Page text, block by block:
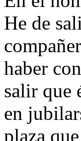
He de
haber
salir que
en
plaza